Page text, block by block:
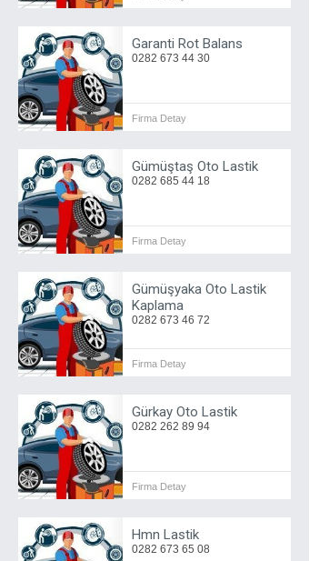
Garanti Rot Balans
0282 673 44 30
Firma Detay
Gümüştaş Oto Lastik
0282 685 44 18
Firma Detay
Gümüşyaka Oto Lastik
Kaplama
0282 673 46 72
Firma Detay
Gürkay Oto Lastik
0282 262 89 94
Firma Detay
Hmn Lastik
0282 673 65 08